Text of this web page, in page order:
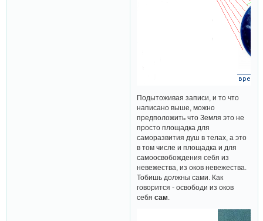
Подытоживая записи, и то что
написано выше, можно
предположить что Земля это не
просто площадка для
саморазвития душ в телах, а это
в том числе и площадка и для
самоосвобождения себя из
невежества, из оков невежества.
Тобишь должны сами. Как
говорится - освободи из оков
себясам